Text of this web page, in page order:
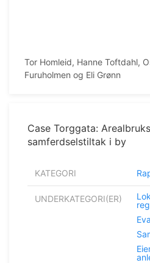
Tor Homleid, Hanne Toftdahl,
Furuholmen og Eli Grønn
Case Torggata:
samferdselstiltak i by
KATEGORI
UNDERKATEGORI(ER)